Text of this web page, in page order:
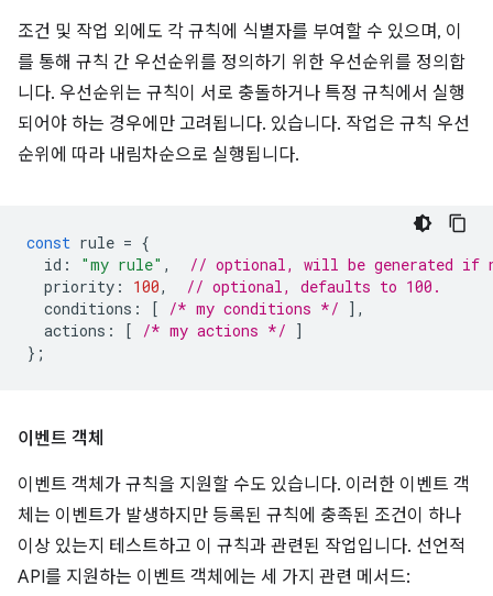
조건 및 작업 외에도 각 규칙에 식별자를 부여할 수 있으며, 이
를 통해 규칙 간 우선순위를 정의하기 위한 우선순위를 정의합
니다. 우선순위는 규칙이 서로 충돌하거나 특정 규칙에서 실행
되어야 하는 경우에만 고려됩니다. 있습니다. 작업은 규칙 우선
순위에 따라 내림차순으로 실행됩니다.
const rule = {
id : "my rule" ,
// optional, will be generated if
priority : 100,
// optional, defaults to 100.
conditions : [ /* my conditions */ ],
actions : [ /* my actions */ ]
};
이벤트 객체
이벤트 객체가 규칙을 지원할 수도 있습니다. 이러한 이벤트 객
체는 이벤트가 발생하지만 등록된 규칙에 충족된 조건이 하나
이상 있는지 테스트하고 이 규칙과 관련된 작업입니다. 선언적
API를 지원하는 이벤트 객체에는 세 가지 관련 메서드: